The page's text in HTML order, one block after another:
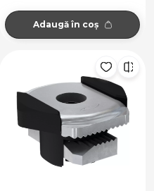
Adaugă în coș